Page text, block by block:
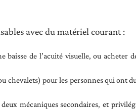
avec du matériel courant :
de l’acuité visuelle, ou acheter
chevalets) pour les personnes qui ont
mécaniques secondaires, et